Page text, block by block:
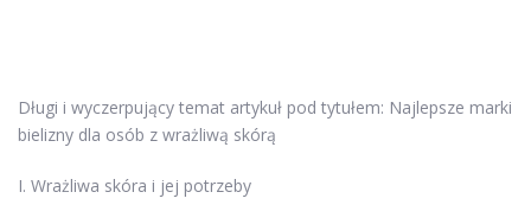
Długi i wyczerpujący temat artykuł pod tytułem: Najlepsze marki
bielizny dla osób z wrażliwą skórą
I. Wrażliwa skóra i jej potrzeby